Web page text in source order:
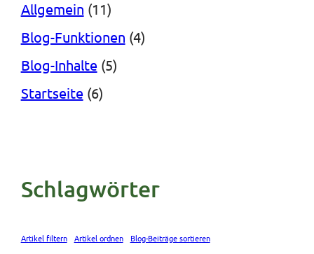
Allgemein (11)
Blog-Funktionen (4)
Blog-Inhalte (5)
Startseite (6)
Schlagwörter
Artikel filtern Artikel ordnen Blog-Beiträge sortieren